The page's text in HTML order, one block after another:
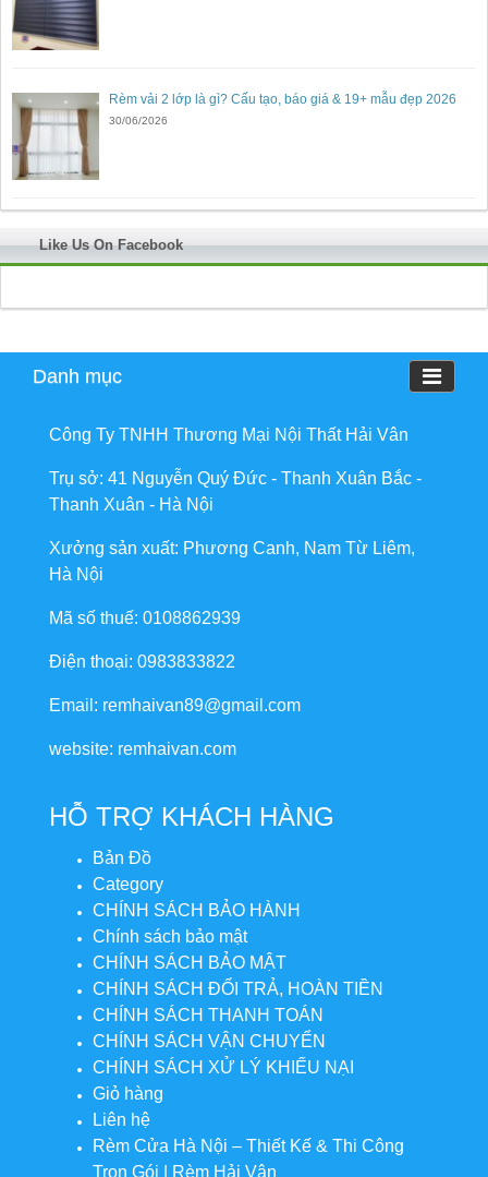
Rèm vải 2 lớp là gì? Cấu tạo, báo giá & 19+ mẫu đẹp 2026
30/06/2026
Like Us On Facebook
Danh mục
Công Ty TNHH Thương Mại Nội Thất Hải Vân
Trụ sở: 41 Nguyễn Quý Đức - Thanh Xuân Bắc -
Thanh Xuân - Hà Nội
Xưởng sản xuất: Phương Canh, Nam Từ Liêm,
Hà Nội
Mã số thuế: 0108862939
Điện thoại: 0983833822
Email: remhaivan89@gmail.com
website: remhaivan.com
HỖ TRỢ KHÁCH HÀNG
Bản Đồ
Category
CHÍNH SÁCH BẢO HÀNH
Chính sách bảo mật
CHÍNH SÁCH BẢO MẬT
CHÍNH SÁCH ĐỔI TRẢ, HOÀN TIỀN
CHÍNH SÁCH THANH TOÁN
CHÍNH SÁCH VẬN CHUYỂN
CHÍNH SÁCH XỬ LÝ KHIẾU NẠI
Giỏ hàng
Liên hệ
Rèm Cửa Hà Nội – Thiết Kế & Thi Công
Trọn Gói | Rèm Hải Vân